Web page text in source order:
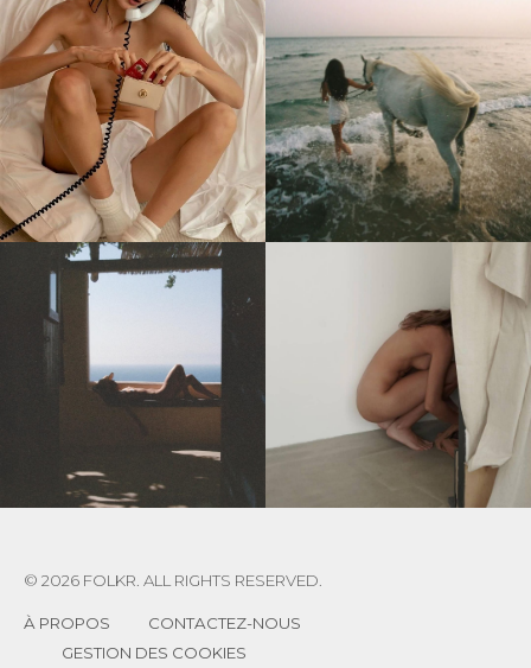
© 2026 FOLKR. ALL RIGHTS RESERVED.
À PROPOS
CONTACTEZ-NOUS
GESTION DES COOKIES